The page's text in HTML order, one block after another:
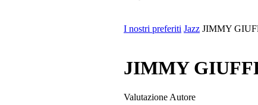
I nostri preferiti Jazz JIMMY
JIMMY
Valutazione Autore